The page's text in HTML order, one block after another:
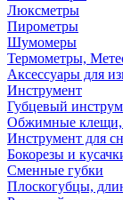
Люксметры
Пирометры
Шумомеры
Термометры,
Аксессуары для
Инструмент
Губцевый
Обжимные
Инструмент для
Бокорезы и
Сменные губки
Плоскогубцы,